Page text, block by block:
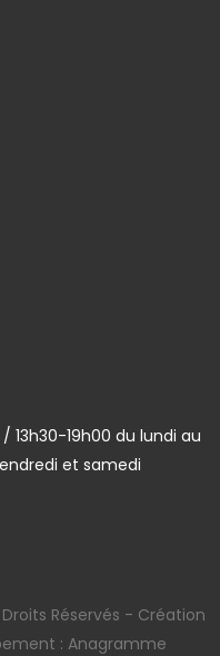
13h30-19h00 du lundi au
et samedi
Droits Réservés - Création
: Anagramme